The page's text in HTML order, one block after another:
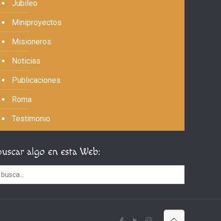
Jubileo
Miniproyectos
Misioneros
Noticias
Publicaciones
Roma
Testimonio
algo en esta Web: